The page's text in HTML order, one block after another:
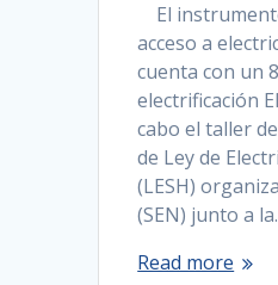
El
acceso a
cuenta con un
electrificación
cabo el taller
de Ley de
(LESH)
(SEN) junto a
Read more